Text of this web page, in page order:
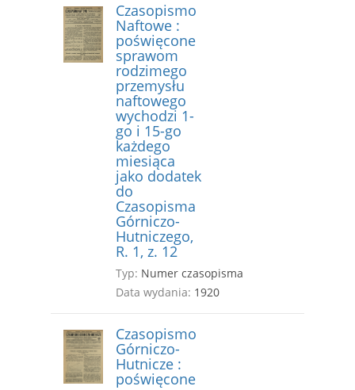
Czasopismo
Naftowe :
poświęcone
sprawom
rodzimego
przemysłu
naftowego
wychodzi 1-
go i 15-go
każdego
miesiąca
jako dodatek
do
Czasopisma
Górniczo-
Hutniczego,
R. 1, z. 12
Typ: Numer czasopisma
Data wydania: 1920
Czasopismo
Górniczo-
Hutnicze :
poświęcone